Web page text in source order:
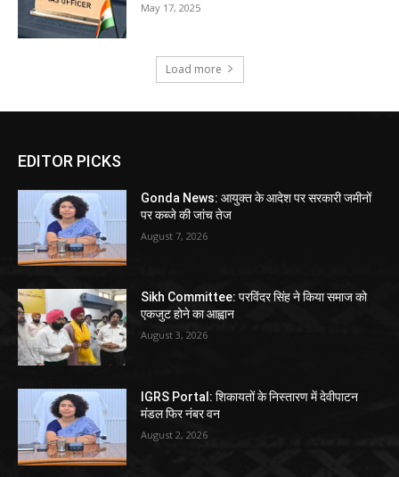
May 17, 2025
Load more
EDITOR PICKS
Gonda News: आयुक्त के आदेश पर सरकारी जमीनों
पर कब्जे की जांच तेज
August 7, 2026
Sikh Committee: परविंदर सिंह ने किया समाज को
एकजुट होने का आह्वान
August 3, 2026
IGRS Portal: शिकायतों के निस्तारण में देवीपाटन
मंडल फिर नंबर वन
August 2, 2026